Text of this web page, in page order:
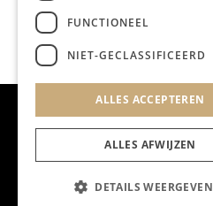
FUNCTIONEEL
NIET-GECLASSIFICEERD
ALLES ACCEPTEREN
ALLES AFWIJZEN
DETAILS WEERGEVEN